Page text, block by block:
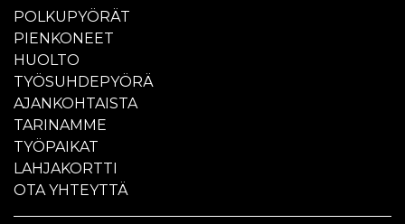
POLKUPYÖRÄT
PIENKONEET
HUOLTO
TYÖSUHDEPYÖRÄ
AJANKOHTAISTA
TARINAMME
TYÖPAIKAT
LAHJAKORTTI
OTA YHTEYTTÄ